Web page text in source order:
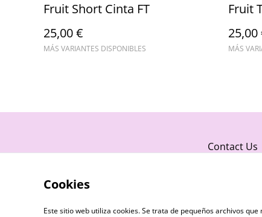
Fruit Short Cinta FT
25,00 €
MÁS VARIANTES DISPONIBLES
Fruit
25,00
MÁS
Contact Us
Cookies
Este sitio web utiliza cookies. Se trata de pequeños archivos